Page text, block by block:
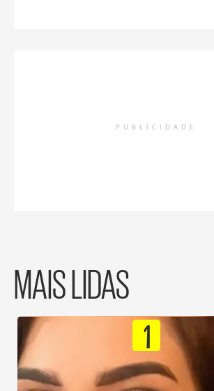
PUBLICIDADE
MAIS LIDAS
1